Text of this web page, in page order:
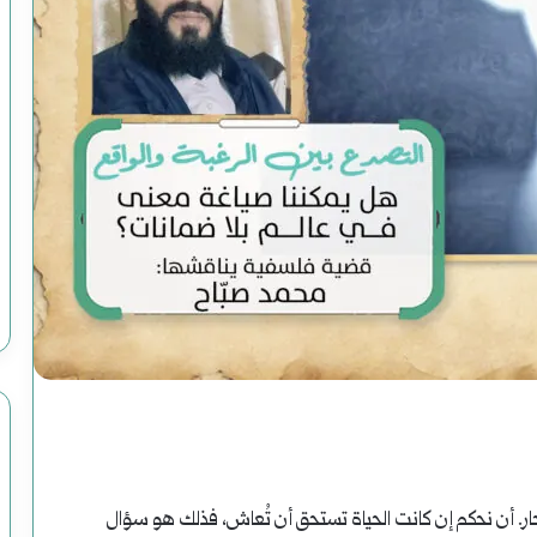
أن نحكم إن كانت الحياة تستحق أن تُعاش، فذلك هو سؤال
الرئاسية
رواية
(الصاعدون
إلى
النعيم)
لموسى
رحوم
عباس:
مصنوع
فبراير 19, 2025
رواية (الصاعدون إلى النعيم) لموسى رحوم
عباس: داعش تنظيم مصنوع وضحاياه أبرياء